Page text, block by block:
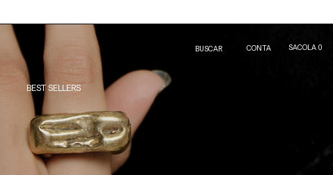
BUSCAR CONTA SACOLA 0
BEST SELLERS